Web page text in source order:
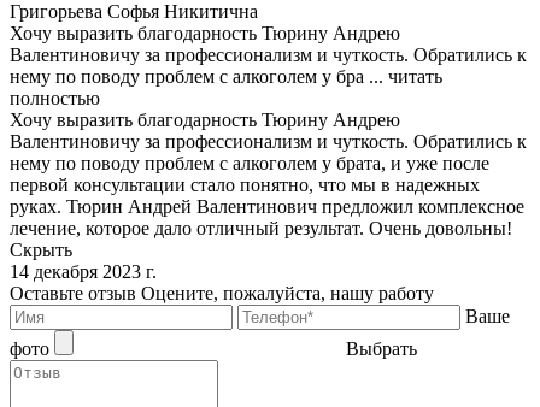
Григорьева Софья Никитична
Хочу выразить благодарность Тюрину Андрею
Валентиновичу за профессионализм и чуткость. Обратились к
нему по поводу проблем с алкоголем у бра ... читать
полностью
Хочу выразить благодарность Тюрину Андрею
Валентиновичу за профессионализм и чуткость. Обратились к
нему по поводу проблем с алкоголем у брата, и уже после
первой консультации стало понятно, что мы в надежных
руках. Тюрин Андрей Валентинович предложил комплексное
лечение, которое дало отличный результат. Очень довольны!
Скрыть
14 декабря 2023 г.
Оставьте отзыв Оцените, пожалуйста, нашу работу
Ваше
фото
Выбрать